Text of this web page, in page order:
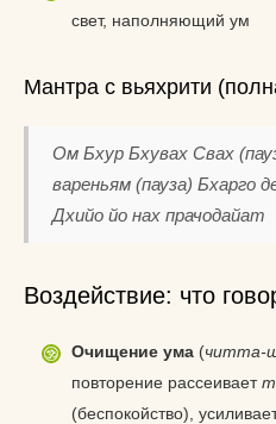
свет, наполняющий ум
Мантра с вьяхрити
Ом Бхур Бхувах Свах
вареньям (пауза) Бхарго
Дхийо йо нах прачодайат
Воздействие: что
Очищение ума (читта-
повторение рассеивает
(беспокойство),